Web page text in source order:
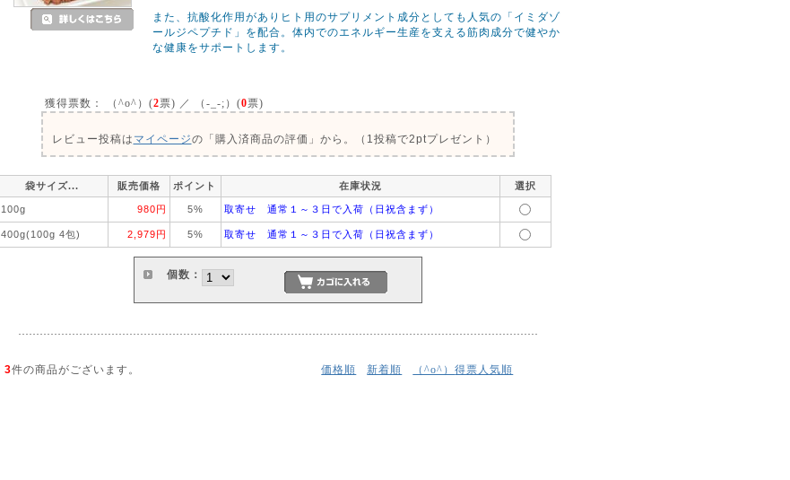
また、抗酸化作用がありヒト用のサプリメント成分としても人気の「イミダゾ
ールジペプチド」を配合。体内でのエネルギー生産を支える筋肉成分で健やか
な健康をサポートします。
獲得票数： （^o^）(2票) ／ （-_-;）(0票)
レビュー投稿は マイページの「購入済商品の評価」から。（1投稿で2ptプレゼント）
袋サイズ... 販売価格 ポイント 在庫状況 選択
100g 980円 5% 取寄せ 通常１～３日で入荷（日祝含まず）
400g(100g 4包) 2,979円 5% 取寄せ 通常１～３日で入荷（日祝含まず）
個数：
3件の商品がございます。 価格順 新着順 （^o^）得票人気順